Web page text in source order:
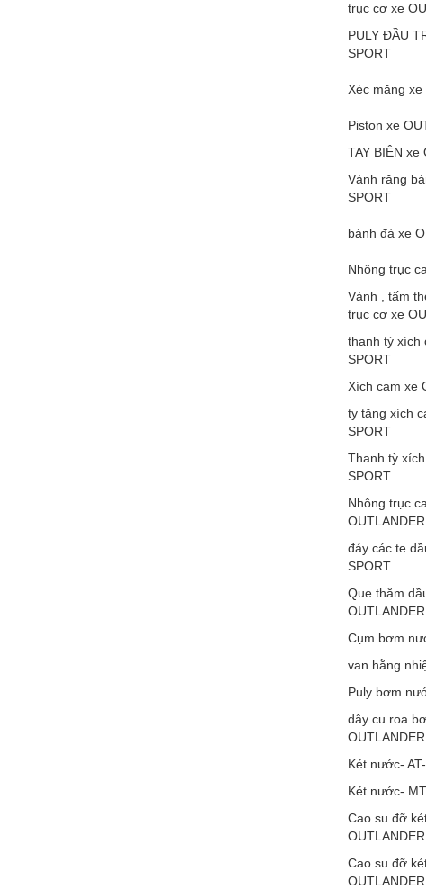
trục cơ xe
PULY ĐẦU
SPORT
Xéc măng xe
Piston xe
TAY BIÊN xe
Vành răng
SPORT
bánh đà xe
Nhông trục
Vành , tấm
trục cơ xe
thanh tỳ xích
SPORT
Xích cam xe
ty tăng xích
SPORT
Thanh tỳ
SPORT
Nhông trục
đáy các te
SPORT
Que thăm
Cụm bơm
van hằng
Puly bơm
dây cu roa
Két nước-
Két nước-
Cao su đỡ
Cao su đỡ